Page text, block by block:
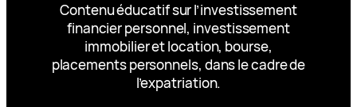
Contenu éducatif sur l’investissement
financier personnel, investissement
immobilier et location, bourse,
placements personnels, dans le cadre de
l’expatriation.